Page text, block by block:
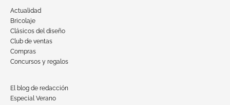
Actualidad
Bricolaje
Clásicos del diseño
Club de ventas
Compras
Concursos y regalos
El blog de redacción
Especial Verano